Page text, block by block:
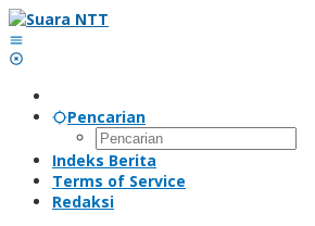
Lewati
ke
konten
Pencarian
Indeks Berita
Terms of Service
Redaksi